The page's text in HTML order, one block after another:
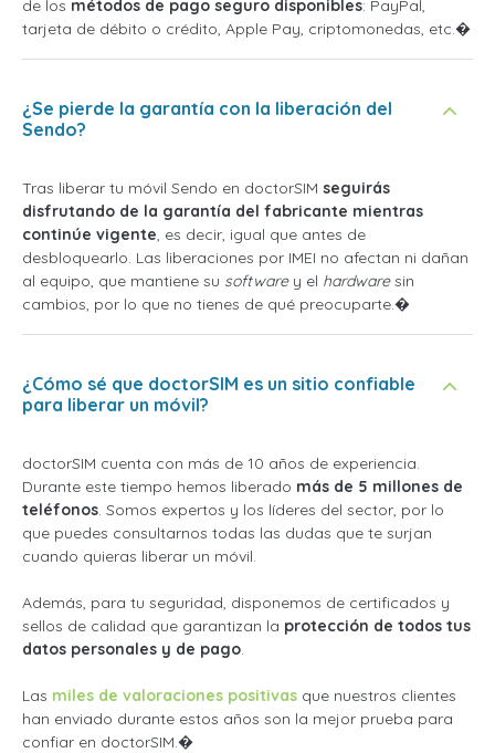
de los métodos de pago seguro disponibles: PayPal,
tarjeta de débito o crédito, Apple Pay, criptomonedas, etc.�
¿Se pierde la garantía con la liberación del
Sendo?
Tras liberar tu móvil Sendo en doctorSIM seguirás
disfrutando de la garantía del fabricante mientras
continúe vigente, es decir, igual que antes de
desbloquearlo. Las liberaciones por IMEI no afectan ni dañan
al equipo, que mantiene su softwarey el hardwaresin
cambios, por lo que no tienes de qué preocuparte.�
¿Cómo sé que doctorSIM es un sitio confiable
para liberar un móvil?
doctorSIM cuenta con más de 10 años de experiencia.
Durante este tiempo hemos liberado más de 5 millones de
teléfonos. Somos expertos y los líderes del sector, por lo
que puedes consultarnos todas las dudas que te surjan
cuando quieras liberar un móvil.
Además, para tu seguridad, disponemos de certificados y
sellos de calidad que garantizan la protección de todos tus
datos personales y de pago.
Las miles de valoraciones positivas que nuestros clientes
han enviado durante estos años son la mejor prueba para
confiar en doctorSIM.�